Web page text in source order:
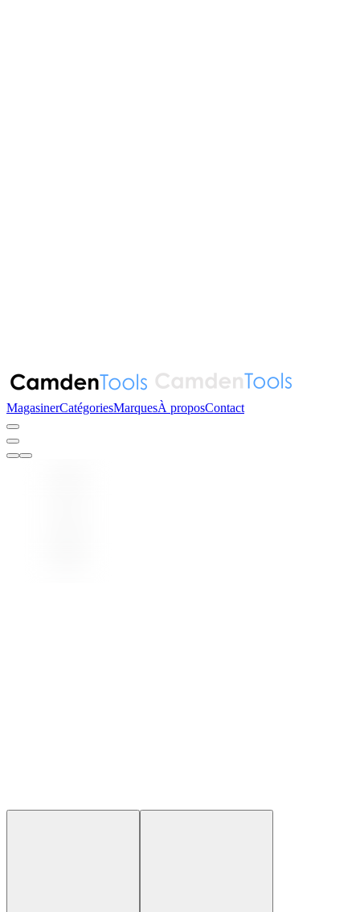
MagasinerCatégoriesMarquesÀ proposContact